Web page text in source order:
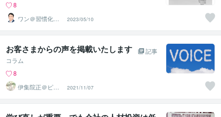
8
ワン＠習慣化コ
ンサルタント
2023/05/10
お客さまからの声を掲載いたします
記事
コラム
8
伊集院正＠ピー
プルエナジー株
式会社
2021/11/07